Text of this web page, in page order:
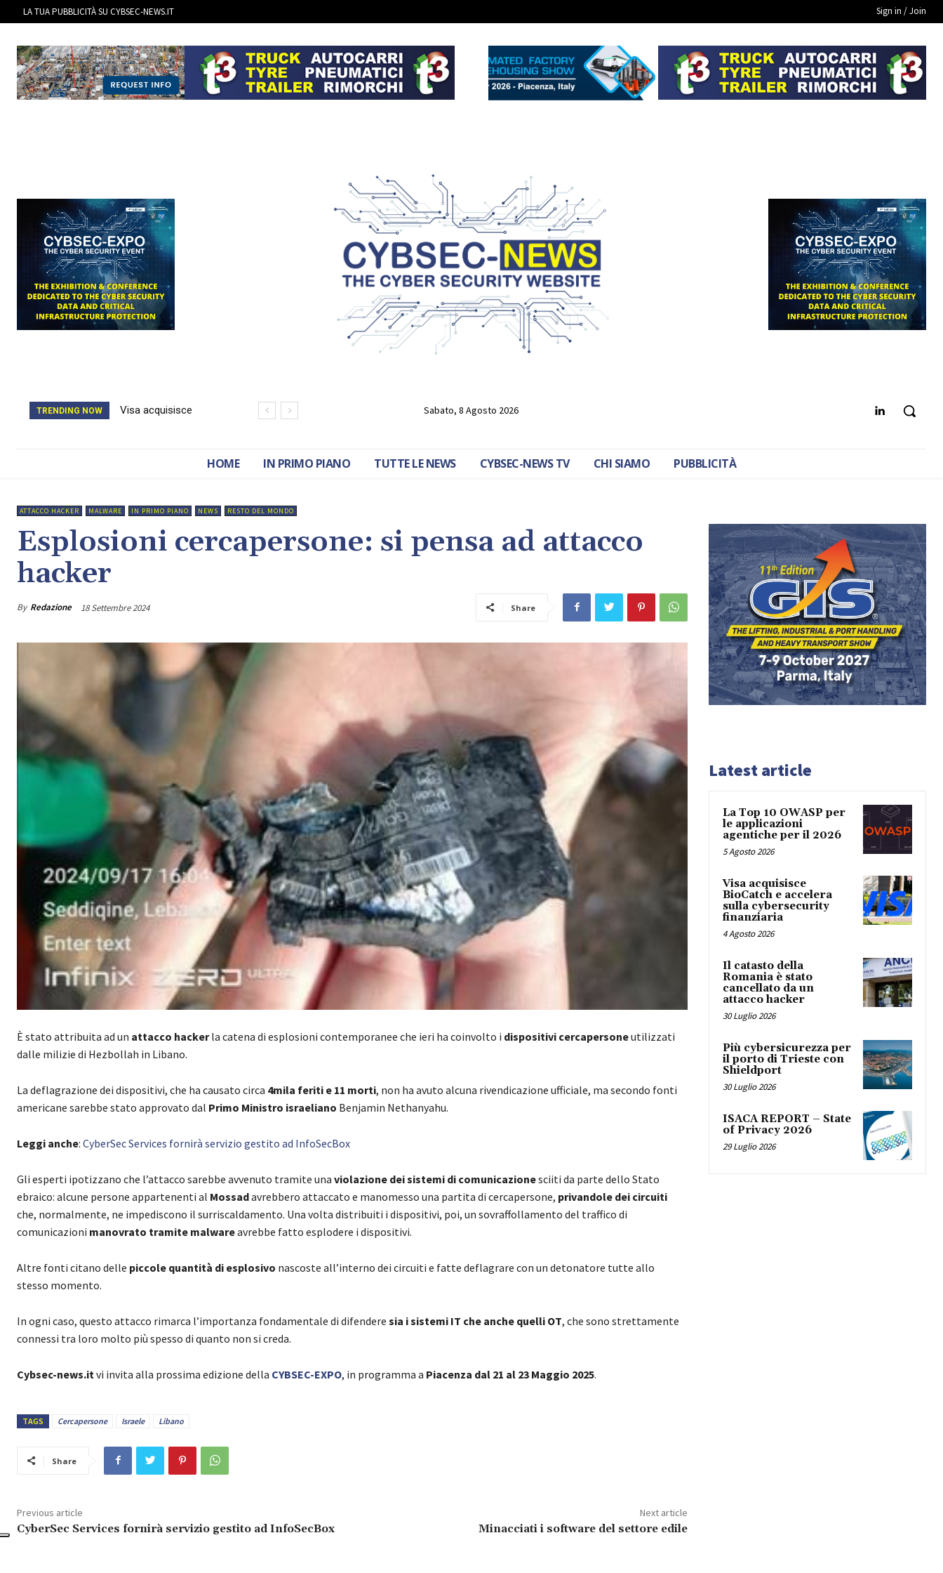
LA TUA PUBBLICITÀ SU CYBSEC-NEWS.IT Sign in / Join
TRENDING NOW
Visa acquisisce
Il catasto della
Sabato, 8 Agosto 2026
HOME IN PRIMO PIANO TUTTE LE NEWS CYBSEC-NEWS TV CHI SIAMO PUBBLICITÀ
ATTACCO HACKER MALWARE IN PRIMO PIANO NEWS RESTO DEL MONDO
Esplosioni cercapersone: si pensa ad attacco
hacker
By Redazione 18 Settembre 2024 Share
È stato attribuita ad un attacco hackerla catena di esplosioni contemporanee che ieri ha coinvolto i dispositivi cercapersoneutilizzati
dalle milizie di Hezbollah in Libano.
La deflagrazione dei dispositivi, che ha causato circa 4mila feriti e 11 morti, non ha avuto alcuna rivendicazione ufficiale, ma secondo fonti
americane sarebbe stato approvato dal Primo Ministro israeliano Benjamin Nethanyahu.
Leggi anche: CyberSec Services fornirà servizio gestito ad InfoSecBox
Gli esperti ipotizzano che l’attacco sarebbe avvenuto tramite una violazione dei sistemi di comunicazionesciiti da parte dello Stato
ebraico: alcune persone appartenenti al Mossadavrebbero attaccato e manomesso una partita di cercapersone, privandole dei circuiti
che, normalmente, ne impediscono il surriscaldamento. Una volta distribuiti i dispositivi, poi, un sovraffollamento del traffico di
comunicazioni manovrato tramite malwareavrebbe fatto esplodere i dispositivi.
Altre fonti citano delle piccole quantità di esplosivo nascoste all’interno dei circuiti e fatte deflagrare con un detonatore tutte allo
stesso momento.
In ogni caso, questo attacco rimarca l’importanza fondamentale di difendere sia i sistemi IT che anche quelli OT, che sono strettamente
connessi tra loro molto più spesso di quanto non si creda.
Cybsec-news.it vi invita alla prossima edizione della CYBSEC-EXPO, in programma a Piacenza dal 21 al 23 Maggio 2025.
TAGS Cercapersone Israele Libano
Share
Previous article
CyberSec Services fornirà servizio gestito ad InfoSecBox
Next article
Minacciati i software del settore edile
Latest article
La Top 10 OWASP per
le applicazioni
agentiche per il 2026
5 Agosto 2026
Visa acquisisce
BioCatch e accelera
sulla cybersecurity
finanziaria
4 Agosto 2026
Il catasto della
Romania è stato
cancellato da un
attacco hacker
30 Luglio 2026
Più cybersicurezza per
il porto di Trieste con
Shieldport
30 Luglio 2026
ISACA REPORT – State
of Privacy 2026
29 Luglio 2026